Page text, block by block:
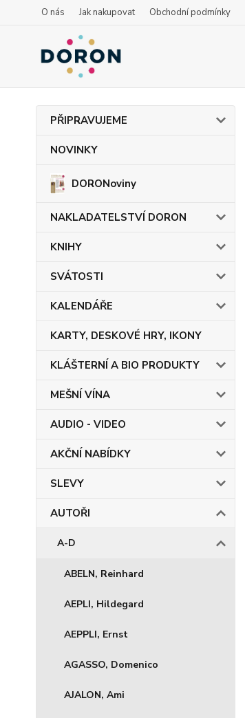
O nás Jak nakupovat Obchodní podmínky
PŘIPRAVUJEME
NOVINKY
DORONoviny
NAKLADATELSTVÍ DORON
KNIHY
SVÁTOSTI
KALENDÁŘE
KARTY, DESKOVÉ HRY, IKONY
KLÁŠTERNÍ A BIO PRODUKTY
MEŠNÍ VÍNA
AUDIO - VIDEO
AKČNÍ NABÍDKY
SLEVY
AUTOŘI
A-D
ABELN, Reinhard
AEPLI, Hildegard
AEPPLI, Ernst
AGASSO, Domenico
AJALON, Ami